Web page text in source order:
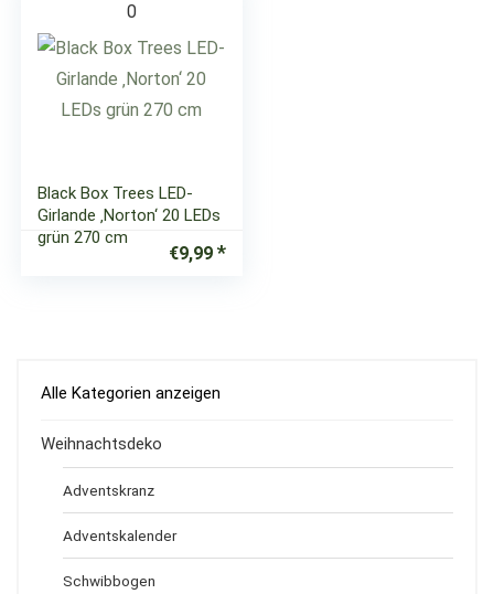
0
Black Box Trees LED-
Girlande ‚Norton‘ 20 LEDs
grün 270 cm
€9,99
Alle Kategorien anzeigen
Weihnachtsdeko
Adventskranz
Adventskalender
Schwibbogen